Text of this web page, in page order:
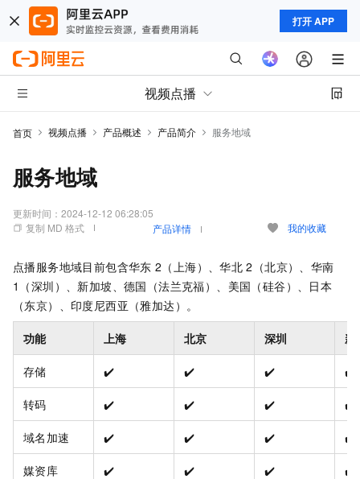
打开 APP
视频点播
首页 视频点播 产品概述 产品简介 服务地域
服务地域
更新时间： 2024-12-12 06:28:05
复制 MD 格式
产品详情 我的收藏
点播服务地域目前包含华东 2（上海）、华北 2（北京）、华南
1（深圳）、新加坡、德国（法兰克福）、美国（硅谷）、日本
（东京）、印度尼西亚（雅加达）。
功能 上海 北京 深圳 新
存储 ✔️ ✔️ ✔️ ✔️
转码 ✔️ ✔️ ✔️ ✔️
域名加速 ✔️ ✔️ ✔️ ✔️
媒资库 ✔️ ✔️ ✔️ ✔️